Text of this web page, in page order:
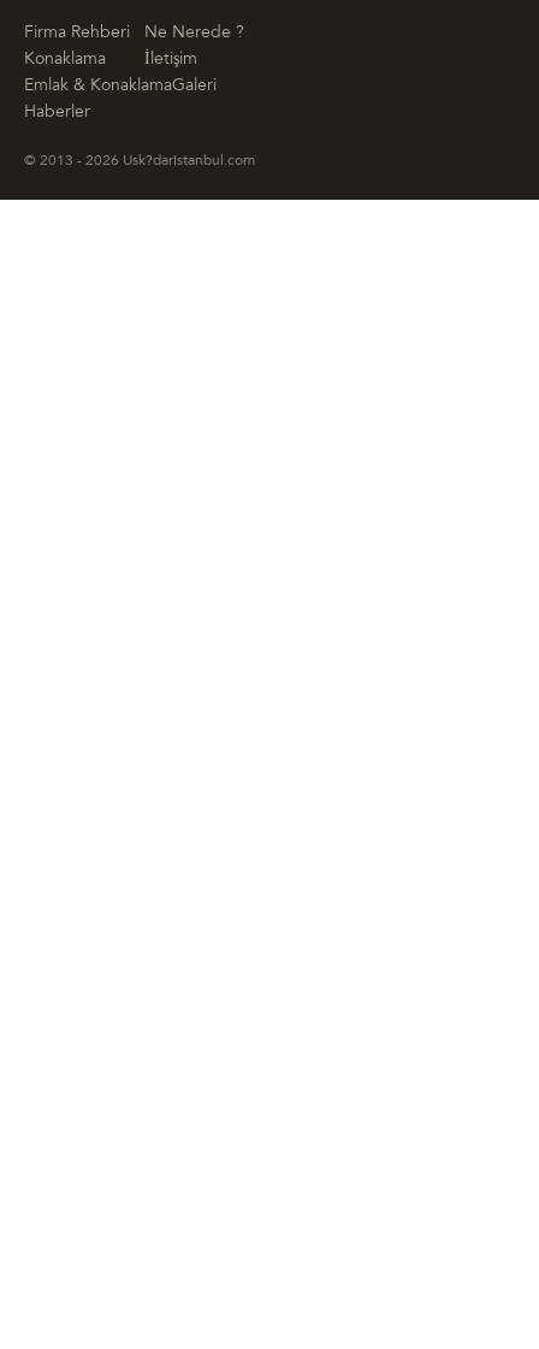
Firma Rehberi
Ne Nerede ?
Konaklama
İletişim
Emlak & KonaklamaGaleri
Haberler
© 2013 - 2026 Usk?darIstanbul.com